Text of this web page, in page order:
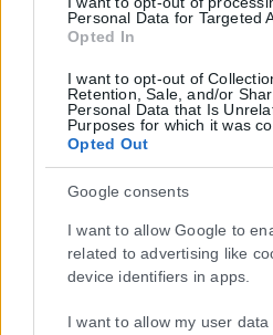
Personal Data for Targeted
Opted In
I want to opt-out of
Retention, Sale, and/or
Personal Data that Is
Purposes for which it was
Opted Out
Google consents
I want to allow Google to
related to advertising like
device identifiers in apps.
I want to allow my user